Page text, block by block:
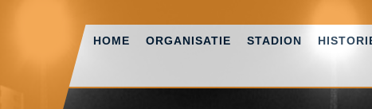
HOME ORGANISATIE STADION